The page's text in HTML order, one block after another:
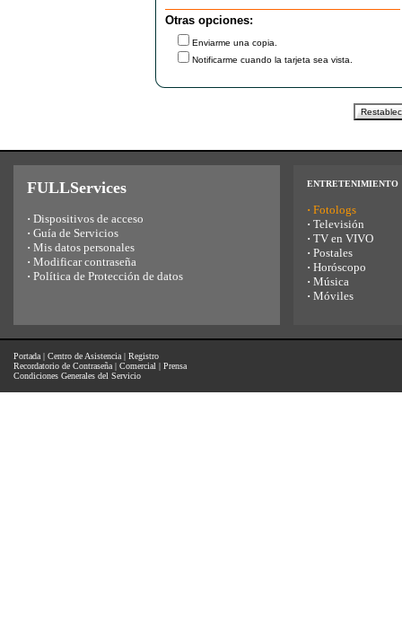
Otras opciones:
Enviarme una copia.
Notificarme cuando la tarjeta sea vista.
FULLServices
· Dispositivos de acceso
· Guía de Servicios
· Mis datos personales
· Modificar contraseña
· Política de Protección de datos
ENTRETENIMIENTO
· Fotologs
· Televisión
· TV en VIVO
· Postales
· Horóscopo
· Música
· Móviles
Portada | Centro de Asistencia | Registro
Recordatorio de Contraseña | Comercial | Prensa
Condiciones Generales del Servicio